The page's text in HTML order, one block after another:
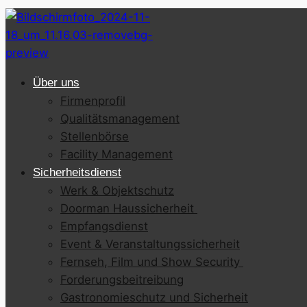
Über uns
Firmenprofil
Qualitätsmanagement
Stellenbörse
Facility Management
Sicherheitsdienst
Werk & Objektschutz
Doorman Haussicherheit
Empfangsdienst
Event & Veranstaltungssicherheit
Fernseh, Film und Show Security
Forderungsbeitreibung
Gastronomieschutz und Sicherheit